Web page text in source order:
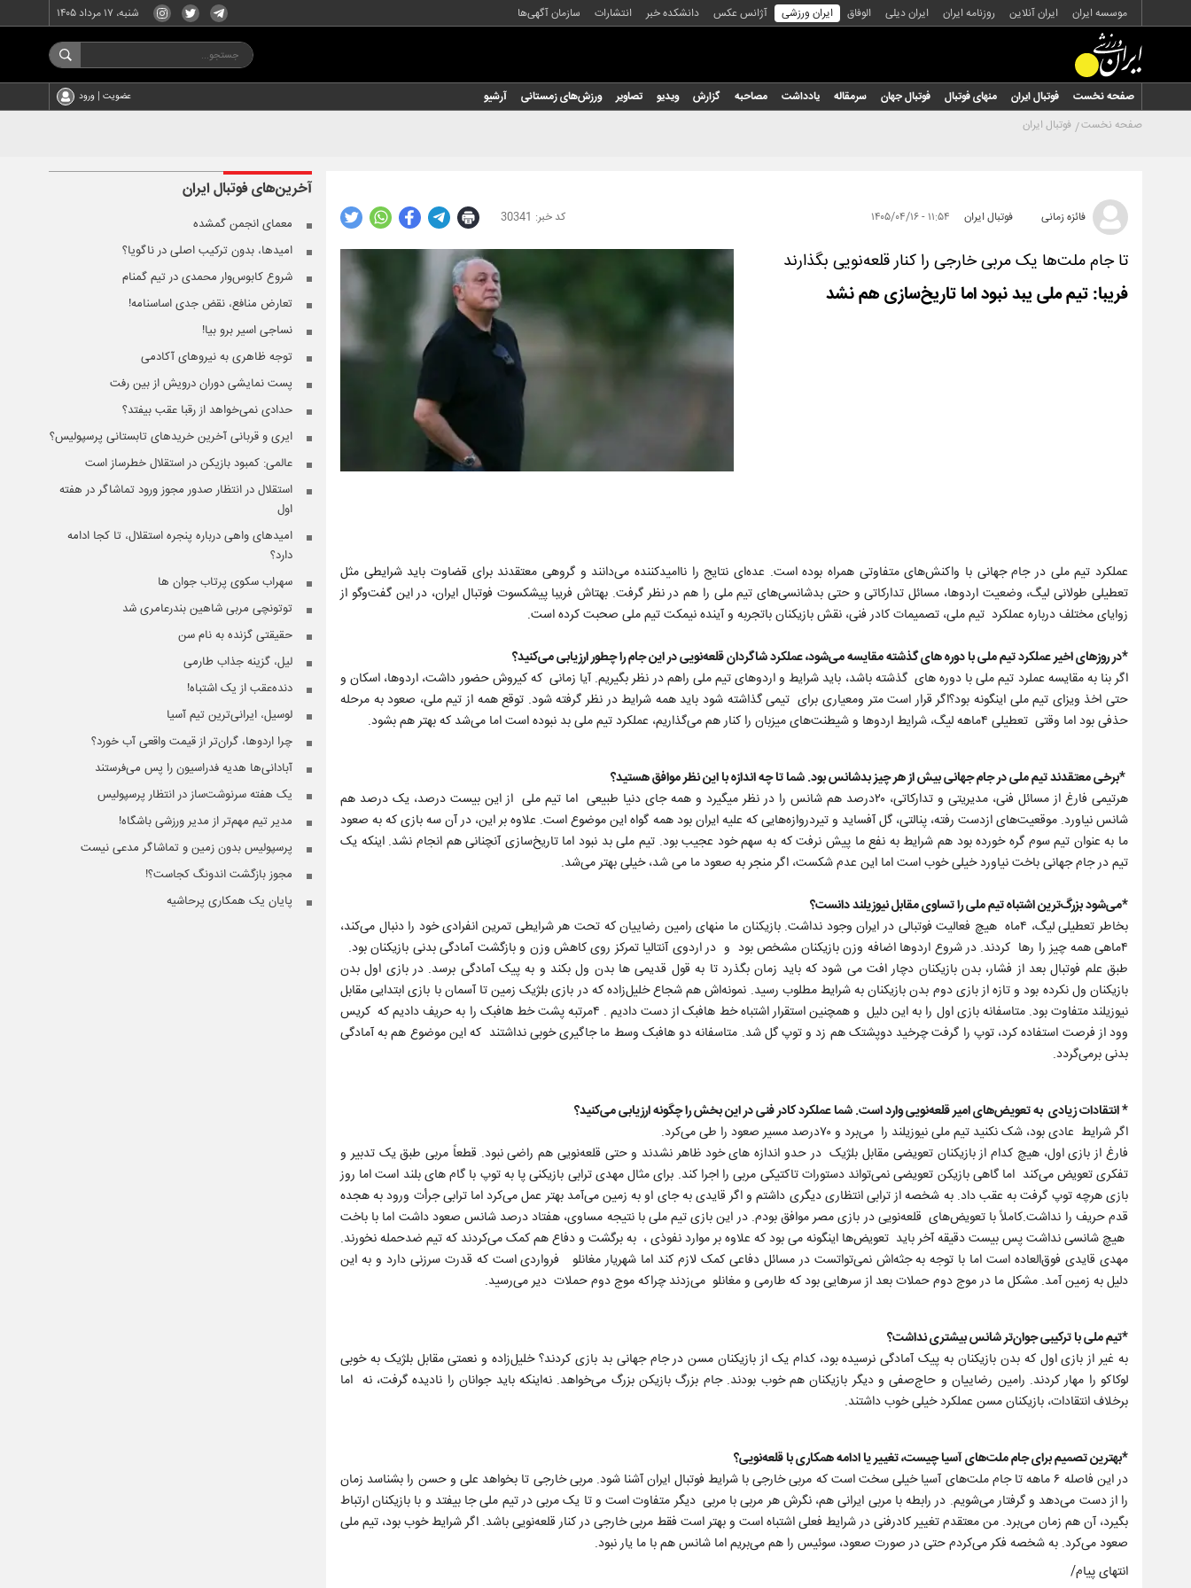
موسسه ایران ایران آنلاین روزنامه ایران ایران دیلی الوفاق ایران ورزشی آژانس عکس دانشکده خبر انتشارات سازمان آگهی‌ها شنبه، ۱۷ مرداد ۱۴۰۵
صفحه نخست فوتبال ایران منهای فوتبال فوتبال جهان سرمقاله یادداشت مصاحبه گزارش ویدیو تصاویر ورزش‌های زمستانی آرشیو عضویت | ورود
صفحه نخست فوتبال ایران
فائزه زمانی فوتبال ایران ۱۱:۵۴ - ۱۴۰۵/۰۴/۱۶ 30341
تا جام ملت‌ها یک مربی خارجی را کنار قلعه‌نویی بگذارند
فریبا: تیم ملی یبد نبود اما تاریخ‌سازی هم نشد
عملکرد تیم ملی در جام جهانی با واکنش‌های متفاوتی همراه بوده است. عده‌ای نتایج را ناامیدکننده می‌دانند و گروهی معتقدند برای قضاوت باید شرایطی مثل
تعطیلی طولانی لیگ، وضعیت اردوها، مسائل تدارکاتی و حتی بدشانسی‌های تیم ملی را هم در نظر گرفت. بهتاش فریبا پیشکسوت فوتبال ایران، در این گفت‌وگو از
زوایای مختلف درباره عملکرد تیم ملی، تصمیمات کادر فنی، نقش بازیکنان باتجربه و آینده نیمکت تیم ملی صحبت کرده است.
*در روزهای اخیر عملکرد تیم ملی با دوره های گذشته مقایسه می‌شود، عملکرد شاگردان قلعه‌نویی در این جام را چطور ارزیابی می‌کنید؟
اگر بنا به مقایسه عملرد تیم ملی با دوره های گذشته باشد، باید شرایط و اردوهای تیم ملی راهم در نظر بگیریم. آیا زمانی که کیروش حضور داشت، اردوها، اسکان و
حتی اخذ ویزای تیم ملی اینگونه بود؟اگر قرار است متر ومعیاری برای تیمی گذاشته شود باید همه شرایط در نظر گرفته شود. توقع همه از تیم ملی، صعود به مرحله
حذفی بود اما وقتی تعطیلی ۴ماهه لیگ، شرایط اردوها و شیطنت‌های میزبان را کنار هم می‌گذاریم، عملکرد تیم ملی بد نبوده است اما می‌شد که بهتر هم بشود.
*برخی معتقدند تیم ملی در جام جهانی بیش از هر چیز بدشانس بود. شما تا چه اندازه با این نظر موافق هستید؟
هرتیمی فارغ از مسائل فنی، مدیریتی و تدارکاتی، ۲۰درصد هم شانس را در نظر میگیرد و همه جای دنیا طبیعی اما تیم ملی از این بیست درصد، یک درصد هم
شانس نیاورد. موقعیت‌های ازدست رفته، پنالتی، گل آفساید و تیردروازه‌هایی که علیه ایران بود همه گواه این موضوع است. علاوه بر این، در آن سه بازی که به صعود
ما به عنوان تیم سوم گره خورده بود هم شرایط به نفع ما پیش نرفت که به سهم خود عجیب بود. تیم ملی بد نبود اما تاریخ‌سازی آنچنانی هم انجام نشد. اینکه یک
تیم در جام جهانی باخت نیاورد خیلی خوب است اما این عدم شکست، اگر منجر به صعود ما می شد، خیلی بهتر می‌شد.
*می‌شود بزرگ‌ترین اشتباه تیم ملی را تساوی مقابل نیوزیلند دانست؟
بخاطر تعطیلی لیگ، ۴ماه هیچ فعالیت فوتبالی در ایران وجود نداشت. بازیکنان ما منهای رامین رضاییان که تحت هر شرایطی تمرین انفرادی خود را دنبال می‌کند،
۴ماهی همه چیز را رها کردند. در شروع اردوها اضافه وزن بازیکنان مشخص بود و در اردوی آنتالیا تمرکز روی کاهش وزن و بازگشت آمادگی بدنی بازیکنان بود.
طبق علم فوتبال بعد از فشار، بدن بازیکنان دچار افت می شود که باید زمان بگذرد تا به قول قدیمی ها بدن ول بکند و به پیک آ‌مادگی برسد. در بازی اول بدن
بازیکنان ول نکرده بود و تازه از بازی دوم بدن بازیکنان به شرایط مطلوب رسید. نمونه‌اش هم شجاع خلیل‌زاده که در بازی بلژیک زمین تا آسمان با بازی ابتدایی مقابل
نیوزیلند متفاوت بود. متاسفانه بازی اول را به این دلیل و همچنین استقرار اشتباه خط هافبک از دست دادیم . ۴مرتبه پشت خط هافبک را به حریف دادیم که کریس
وود از فرصت استفاده کرد، توپ را گرفت چرخید دوپشتک هم زد و توپ گل شد. متاسفانه دو هافبک وسط ما جاگیری خوبی نداشتند که این موضوع هم به آمادگی
بدنی برمی‌گردد.
* انتقادات زیادی به تعویض‌های امیر قلعه‌نویی وارد است. شما عملکرد کادر فنی در این بخش را چگونه ارزیابی می‌کنید؟
اگر شرایط عادی بود، شک نکنید تیم ملی نیوزیلند را می‌برد و ۷۰درصد مسیر صعود را طی می‌کرد.
فارغ از بازی اول، هیچ کدام از بازیکنان تعویضی مقابل بلژیک در حدو اندازه های خود ظاهر نشدند و حتی قلعه‌نویی هم راضی نبود. قطعاً مربی طبق یک تدبیر و
تفکری تعویض می‌کند اما گاهی بازیکن تعویضی نمی‌تواند دستورات تاکتیکی مربی را اجرا کند. برای مثال مهدی ترابی بازیکنی پا به توپ با گام های بلند است اما روز
بازی هرچه توپ گرفت به عقب داد. به شخصه از ترابی انتظاری دیگری داشتم و اگر قایدی به جای او به زمین می‌آمد بهتر عمل می‌کرد اما ترابی جرأت ورود به هجده
قدم حریف را نداشت.کاملاً با تعویض‌های قلعه‌نویی در بازی مصر موافق بودم. در این بازی تیم ملی با نتیجه مساوی، هفتاد درصد شانس صعود داشت اما با باخت
هیچ شانسی نداشت پس بیست دقیقه آخر باید تعویض‌ها اینگونه می بود که علاوه بر موارد نفوذی ، به برگشت و دفاع هم کمک می‌کردند که تیم ضدحمله نخورند.
مهدی قایدی فوق‌العاده است اما با توجه به جثه‌اش نمی‌تواتست در مسائل دفاعی کمک لازم کند اما شهریار مغانلو فرواردی است که قدرت سرزنی دارد و به این
دلیل به زمین آمد. مشکل ما در موج دوم حملات بعد از سرهایی بود که طارمی و مغانلو می‌زدند چراکه موج‌ دوم حملات دیر می‌رسید.
*تیم ملی با ترکیبی جوان‌تر شانس بیشتری نداشت؟
به غیر از بازی اول که بدن بازیکنان به پیک آمادگی نرسیده بود، کدام یک از بازیکنان مسن در جام جهانی بد بازی کردند؟ خلیل‌زاده و نعمتی مقابل بلژیک به خوبی
لوکاکو را مهار کردند. رامین رضاییان و حاج‌صفی و دیگر بازیکنان هم خوب بودند. جام بزرگ بازیکن بزرگ می‌خواهد. نه‌اینکه باید جوانان را نادیده گرفت، نه اما
برخلاف انتقادات، بازیکنان مسن عملکرد خیلی خوب داشتند.
*بهترین تصمیم برای جام ملت‌های آسیا چیست، تغییر یا ادامه همکاری با قلعه‌نویی؟
در این فاصله ۶ ماهه تا جام ملت‌های آسیا خیلی سخت است که مربی خارجی با شرایط فوتبال ایران آشنا شود. مربی خارجی تا بخواهد علی و حسن را بشناسد زمان
را از دست می‌دهد و گرفتار می‌شویم. در رابطه با مربی ایرانی هم، نگرش هر مربی با مربی دیگر متفاوت است و تا یک مربی در تیم ملی جا بیفتد و‌ با بازیکنان ارتباط
بگیرد، آن هم زمان می‌برد. من معتقدم تغییر کادرفنی در شرایط فعلی اشتباه است و بهتر است فقط مربی خارجی در کنار قلعه‌نویی باشد. اگر شرایط خوب بود، تیم ملی
صعود می‌کرد. به شخصه فکر می‌کردم حتی در صورت صعود، سوئیس را هم می‌بریم اما شانس هم با ما یار نبود.
انتهای پیام/
آخرین‌هایفوتبال ایران
معمای انجمن گمشده
امیدها، بدون ترکیب اصلی در ناگویا؟
شروع کابوس‌وار محمدی در تیم گمنام
تعارض منافع، نقض جدی اساسنامه!
نساجی اسیر برو بیا!
توجه ظاهری به نیروهای آکادمی
پست نمایشی دوران درویش از بین رفت
حدادی نمی‌خواهد از رقبا عقب بیفتد؟
ایری و قربانی آخرین خریدهای تابستانی پرسپولیس؟
عالمی: کمبود بازیکن در استقلال خطرساز است
استقلال در انتظار صدور مجوز ورود تماشاگر در هفته
اول
امیدهای واهی درباره پنجره استقلال، تا کجا ادامه
دارد؟
سهراب سکوی پرتاب جوان ها
توتونچی مربی شاهین بندرعامری شد
حقیقتی گزنده به نام سن
لیل، گزینه جذاب طارمی
دنده‌عقب از یک اشتباه!
لوسیل، ایرانی‌ترین تیم آسیا
چرا اردوها، گران‌تر از قیمت واقعی آب خورد؟
آبادانی‌ها هدیه فدراسیون را پس می‌فرستند
یک هفته سرنوشت‌ساز در انتظار پرسپولیس
مدیر تیم مهم‌تر از مدیر ورزشی باشگاه!
پرسپولیس بدون زمین و تماشاگر مدعی نیست
مجوز بازگشت اندونگ کجاست؟!
پایان یک همکاری پرحاشیه